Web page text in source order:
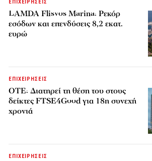
ΕΠΙΧΕΙΡΗΣΕΙΣ
LAMDA Flisvos Marina: Ρεκόρ
εσόδων και επενδύσεις 8,2 εκατ.
ευρώ
ΕΠΙΧΕΙΡΗΣΕΙΣ
ΟΤΕ: Διατηρεί τη θέση του στους
δείκτες FTSE4Good για 18η συνεχή
χρονιά
ΕΠΙΧΕΙΡΗΣΕΙΣ